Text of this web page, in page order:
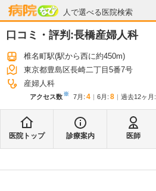
人で選べる医院検索
病院なび
口コミ・評判:長橋産婦人科
椎名町駅(駅から西に約450m)
東京都豊島区長崎二丁目5番7号
産婦人科
アクセス数※ 7月 : 4 6月 : 8 過去12ヶ月:
医院トップ 診療案内 医師